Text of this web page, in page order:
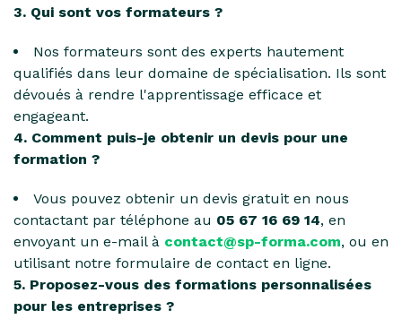
3. Qui sont vos formateurs ?
Nos formateurs sont des experts hautement
qualifiés dans leur domaine de spécialisation. Ils sont
dévoués à rendre l'apprentissage efficace et
engageant.
4. Comment puis-je obtenir un devis pour une
formation ?
Vous pouvez obtenir un devis gratuit en nous
contactant par téléphone au 05 67 16 69 14, en
envoyant un e-mail à contact@sp-forma.com, ou en
utilisant notre formulaire de contact en ligne.
5. Proposez-vous des formations personnalisées
pour les entreprises ?